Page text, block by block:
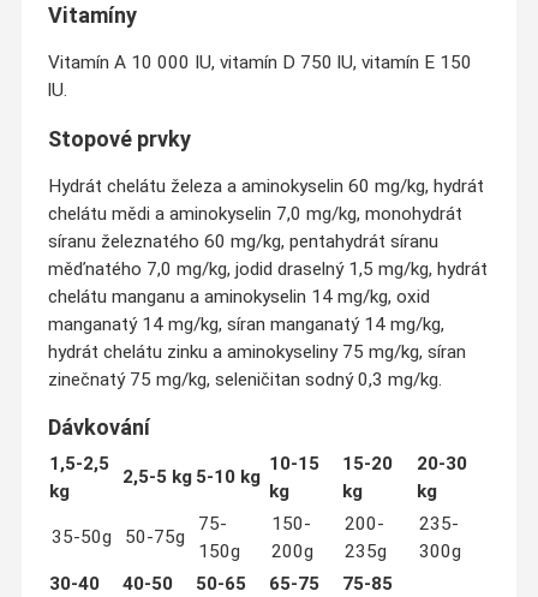
Vitamíny
Vitamín A 10 000 IU, vitamín D 750 lU, vitamín E 150
lU.
Stopové prvky
Hydrát chelátu železa a aminokyselin 60 mg/kg, hydrát
chelátu mědi a aminokyselin 7,0 mg/kg, monohydrát
síranu železnatého 60 mg/kg, pentahydrát síranu
měďnatého 7,0 mg/kg, jodid draselný 1,5 mg/kg, hydrát
chelátu manganu a aminokyselin 14 mg/kg, oxid
manganatý 14 mg/kg, síran manganatý 14 mg/kg,
hydrát chelátu zinku a aminokyseliny 75 mg/kg, síran
zinečnatý 75 mg/kg, seleničitan sodný 0,3 mg/kg.
Dávkování
1,5-2,5
kg
2,5-5 kg 5-10 kg
10-15
kg
15-20
kg
20-30
kg
35-50g 50-75g
75-
150g
150-
200g
200-
235g
235-
300g
30-40
40-50
50-65
65-75
75-85